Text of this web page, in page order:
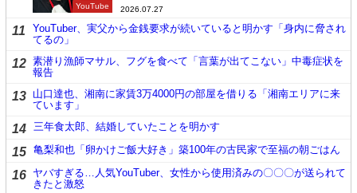
YouTube 2026.07.27
11
YouTuber、実父から金銭要求が続いていると明かす「身内に脅され
てるの」
12 素潜り漁師マサル、フグを食べて「言葉が出てこない」中毒症状を
報告
13 山口達也、湘南に家賃3万4000円の部屋を借りる「湘南エリアに来
ています」
14 三年食太郎、結婚していたことを明かす
15 亀梨和也「卵かけご飯大好き」築100年の古民家で至福の朝ごはん
16 ヤバすぎる…人気YouTuber、女性から使用済みの〇〇〇が送られて
きたと激怒